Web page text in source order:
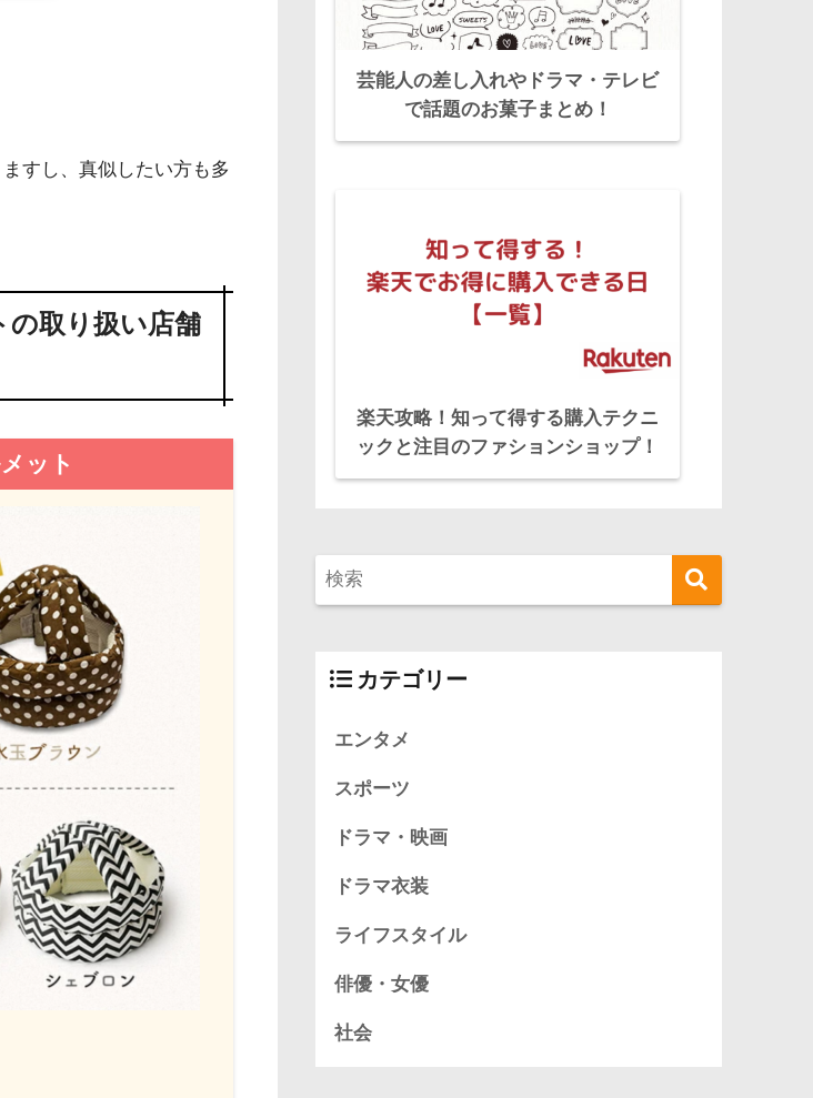
すし、真似したい方も多
取り扱い店舗
ット
芸能人の差し入れやドラマ・テレビ
で話題のお菓子まとめ！
楽天攻略！知って得する購入テクニ
ックと注目のファションショップ！
カテゴリー
エンタメ
スポーツ
ドラマ・映画
ドラマ衣装
ライフスタイル
俳優・女優
社会